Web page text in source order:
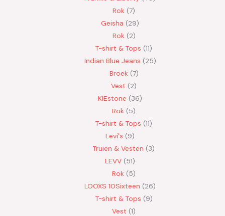
Rok 7
Geisha
29
Rok 2
T-shirt & Tops 11
Indian Blue Jeans 25
Broek 7
Vest
2
KIEstone
36
Rok
5
T-shirt & Tops 11
Levi's
9
Truien & Vesten
3
LEVV 51
Rok
5
LOOXS 10Sixteen
26
T-shirt & Tops 9
Vest 1